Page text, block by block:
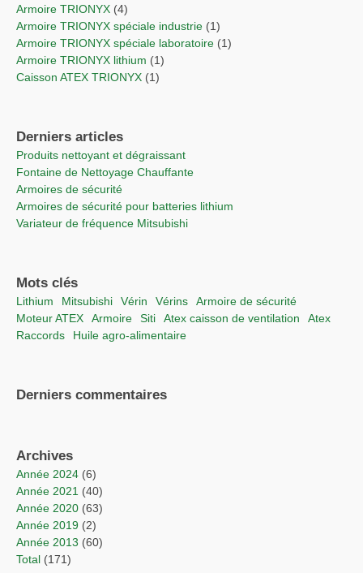
Armoire TRIONYX (4)
Armoire TRIONYX spéciale industrie (1)
Armoire TRIONYX spéciale laboratoire (1)
Armoire TRIONYX lithium (1)
Caisson ATEX TRIONYX (1)
Derniers articles
Produits nettoyant et dégraissant
Fontaine de Nettoyage Chauffante
Armoires de sécurité
Armoires de sécurité pour batteries lithium
Variateur de fréquence Mitsubishi
Mots clés
lithium Mitsubishi vérin vérins
Armoire de sécurité
moteur ATEX
Armoire Siti Atex caisson de ventilation
Atex
raccords
Huile agro-alimentaire
Derniers commentaires
Archives
année 2024 (6)
année 2021 (40)
année 2020 (63)
année 2019 (2)
année 2013 (60)
total (171)